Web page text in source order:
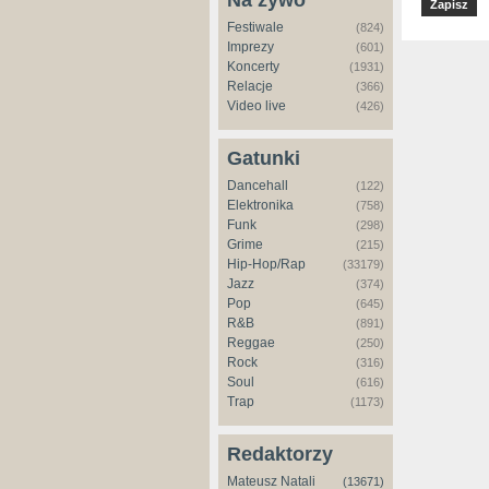
Festiwale (824)
Imprezy (601)
Koncerty (1931)
Relacje (366)
Video live (426)
Gatunki
Dancehall (122)
Elektronika (758)
Funk (298)
Grime (215)
Hip-Hop/Rap (33179)
Jazz (374)
Pop (645)
R&B (891)
Reggae (250)
Rock (316)
Soul (616)
Trap (1173)
Redaktorzy
Mateusz Natali (13671)